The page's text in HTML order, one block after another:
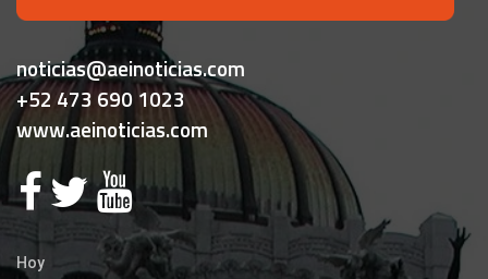
noticias@aeinoticias.com
+52 473 690 1023
www.aeinoticias.com
Hoy